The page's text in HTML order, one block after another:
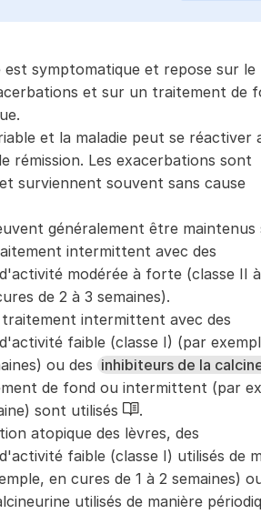
est symptomatique et repose sur le
et sur un traitement de
et la maladie peut se réactiver
rémission. Les exacerbations sont
surviennent souvent sans cause
généralement être maintenus
intermittent avec des
modérée à forte (classe II
de 2 à 3 semaines).
intermittent avec des
faible (classe I) (par
ou des inhibiteurs de la
de fond ou intermittent (par
sont utilisés
.
atopique des lèvres, des
faible (classe I) utilisés de
en cures de 1 à 2 semaines)
utilisés de manière